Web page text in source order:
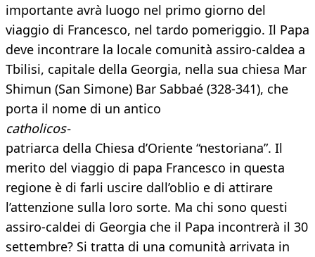
importante avrà luogo nel primo giorno del
viaggio di Francesco, nel tardo pomeriggio. Il Papa
deve incontrare la locale comunità assiro-caldea a
Tbilisi, capitale della Georgia, nella sua chiesa Mar
Shimun (San Simone) Bar Sabbaé (328-341), che
porta il nome di un antico
catholicos-
patriarca della Chiesa d’Oriente “nestoriana”. Il
merito del viaggio di papa Francesco in questa
regione è di farli uscire dall’oblio e di attirare
l’attenzione sulla loro sorte. Ma chi sono questi
assiro-caldei di Georgia che il Papa incontrerà il 30
settembre? Si tratta di una comunità arrivata in